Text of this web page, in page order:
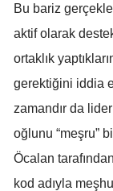
Bu bariz
aktif olarak
ortaklık
gerektiğini iddia
zamandır da
oğlunu “meşru”
Öcalan
kod adıyla